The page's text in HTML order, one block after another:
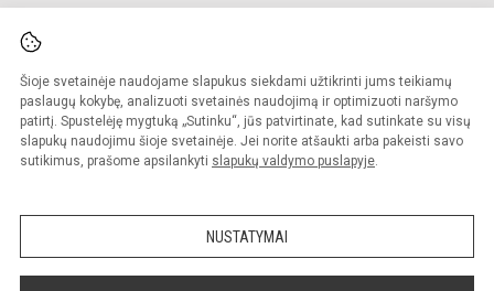
Šioje svetainėje naudojame slapukus siekdami užtikrinti jums teikiamų
paslaugų kokybę, analizuoti svetainės naudojimą ir optimizuoti naršymo
patirtį. Spustelėję mygtuką „Sutinku“, jūs patvirtinate, kad sutinkate su visų
slapukų naudojimu šioje svetainėje. Jei norite atšaukti arba pakeisti savo
sutikimus, prašome apsilankyti slapukų valdymo puslapyje.
NUSTATYMAI
© 2020. Alytaus r. meno ir sporto mokykla. Visos teisės saugomos.
Kopijuoti turinį be raštiško mokyklos sutikimo griežtai draudžiama.
Prieinamumo paraiška Slapukų valdymas
Sumanus būdas atnaujinti